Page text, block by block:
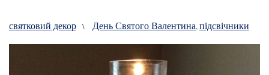
святковий декор \ День Святого Валентина,підсвічники